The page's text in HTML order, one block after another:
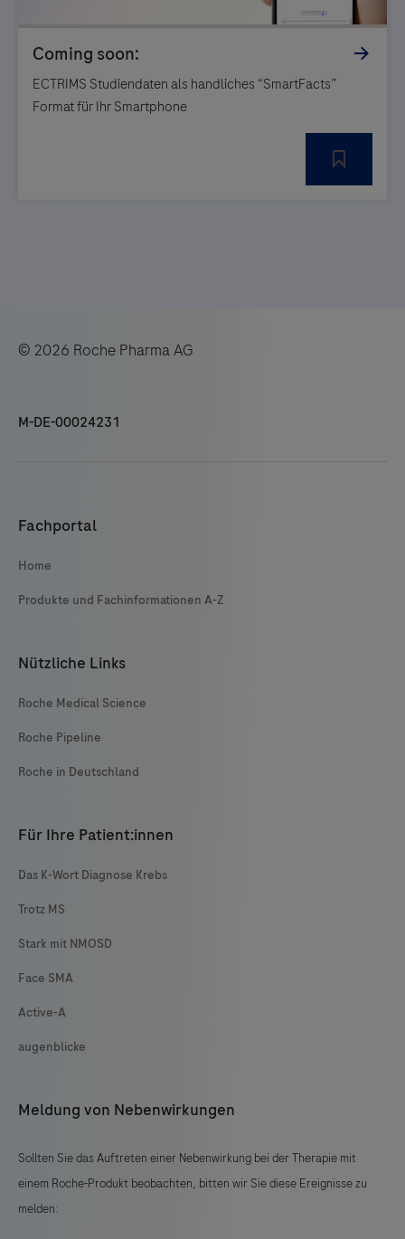
ECTRIMS Studiendaten als handliches “SmartFacts”
Format für Ihr Smartphone
© 2026 Roche Pharma AG
M-DE-00024231
Fachportal
Home
Produkte und Fachinformationen A-Z
Nützliche Links
Roche Medical Science
Roche Pipeline
Roche in Deutschland
Für Ihre Patient:innen
Das K-Wort Diagnose Krebs
Trotz MS
Stark mit NMOSD
Face SMA
Active-A
augenblicke
Meldung von Nebenwirkungen
Sollten Sie das Auftreten einer Nebenwirkung bei der Therapie mit
einem Roche-Produkt beobachten, bitten wir Sie diese Ereignisse zu
melden: